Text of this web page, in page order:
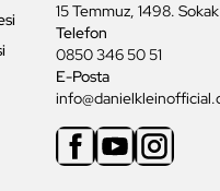
15 Temmuz, 1498.
Telefon
0850 346 50 51
E-Posta
FacebookYoutubeInstagram